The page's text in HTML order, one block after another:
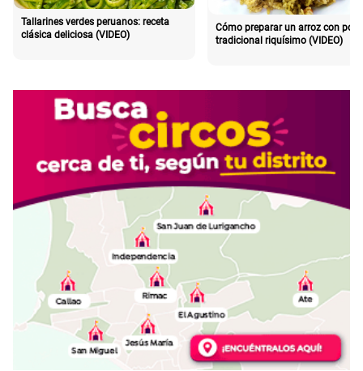
Tallarines verdes peruanos: receta
clásica deliciosa (VIDEO)
Cómo preparar un arroz con pollo
tradicional riquísimo (VIDEO)